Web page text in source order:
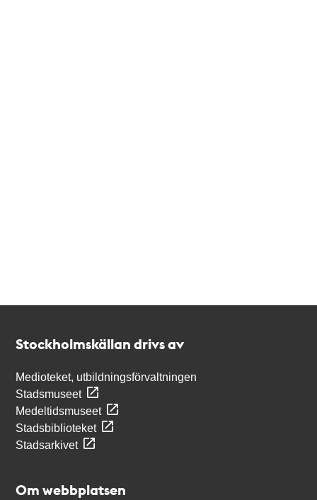
Stockholmskällan drivs av
Medioteket, utbildningsförvaltningen
Stadsmuseet
Medeltidsmuseet
Stadsbiblioteket
Stadsarkivet
Om webbplatsen